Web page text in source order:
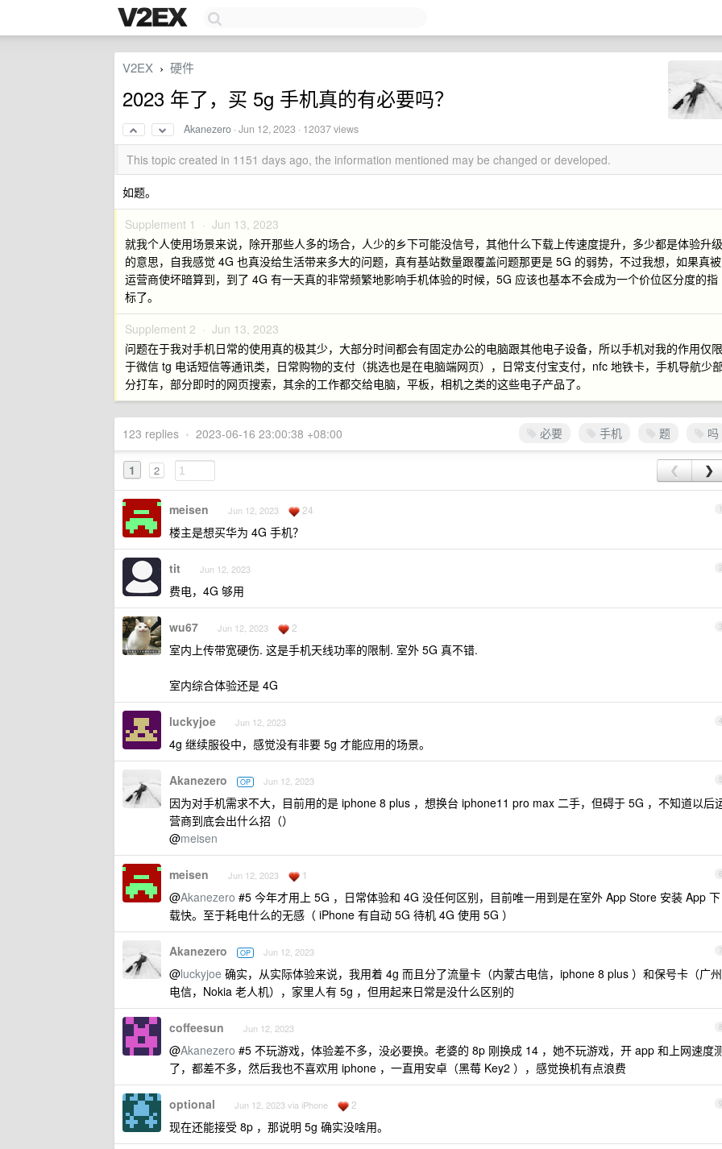
V2EX › 硬件
2023 年了，买 5g 手机真的有必要吗？
Akanezero ·Jun 12, 2023 · 12037 views
This topic created in 1151 days ago, the information mentioned may be changed or developed.
如题。
Supplement 1 · Jun 13, 2023
就我个人使用场景来说，除开那些人多的场合，人少的乡下可能没信号，其他什么下载上传速度提升，多少都是体验升级
的意思，自我感觉 4G 也真没给生活带来多大的问题，真有基站数量跟覆盖问题那更是 5G 的弱势，不过我想，如果真被
运营商使坏暗算到，到了 4G 有一天真的非常频繁地影响手机体验的时候，5G 应该也基本不会成为一个价位区分度的指
标了。
Supplement 2 · Jun 13, 2023
问题在于我对手机日常的使用真的极其少，大部分时间都会有固定办公的电脑跟其他电子设备，所以手机对我的作用仅限
于微信 tg 电话短信等通讯类，日常购物的支付（挑选也是在电脑端网页），日常支付宝支付，nfc 地铁卡，手机导航少
分打车，部分即时的网页搜索，其余的工作都交给电脑，平板，相机之类的这些电子产品了。
必要 手机 题 吗
123 replies • 2023-06-16 23:00:38 +08:00
1 2 ❮ ❯
1
meisen Jun 12, 2023 24
楼主是想买华为 4G 手机？
2
tit Jun 12, 2023
费电，4G 够用
3
wu67 Jun 12, 2023 2
室内上传带宽硬伤. 这是手机天线功率的限制. 室外 5G 真不错.
室内综合体验还是 4G
4
luckyjoe Jun 12, 2023
4g 继续服役中，感觉没有非要 5g 才能应用的场景。
5
Akanezero OP Jun 12, 2023
因为对手机需求不大，目前用的是 iphone 8 plus ，想换台 iphone11 pro max 二手，但碍于 5G ，不知道以后
营商到底会出什么招（）
@meisen
6
meisen Jun 12, 2023 1
@Akanezero #5 今年才用上 5G ，日常体验和 4G 没任何区别，目前唯一用到是在室外 App Store 安装 App 下
载快。至于耗电什么的无感（ iPhone 有自动 5G 待机 4G 使用 5G ）
7
Akanezero OP Jun 12, 2023
@luckyjoe 确实，从实际体验来说，我用着 4g 而且分了流量卡（内蒙古电信，iphone 8 plus ）和保号卡（广州
电信，Nokia 老人机），家里人有 5g ，但用起来日常是没什么区别的
8
coffeesun Jun 12, 2023
@Akanezero #5 不玩游戏，体验差不多，没必要换。老婆的 8p 刚换成 14 ，她不玩游戏，开 app 和上网速度
了，都差不多，然后我也不喜欢用 iphone ，一直用安卓（黑莓 Key2 ），感觉换机有点浪费
9
optional Jun 12, 2023 via iPhone 2
现在还能接受 8p ，那说明 5g 确实没啥用。